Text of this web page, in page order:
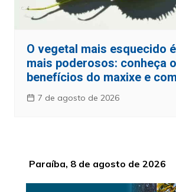
O vegetal mais esquecido
mais poderosos: conheça
benefícios do maxixe e
7 de agosto de 2026
Paraíba, 8 de agosto de 2026